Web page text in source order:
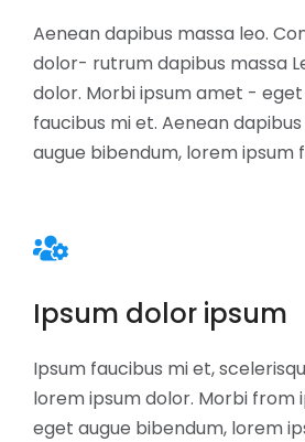
Aenean dapibus massa leo.
dolor- rutrum dapibus massa
dolor. Morbi ipsum amet -
faucibus mi et. Aenean
augue bibendum, lorem ipsum
Ipsum dolor ipsum
Ipsum faucibus mi et,
lorem ipsum dolor. Morbi from
eget augue bibendum, lorem